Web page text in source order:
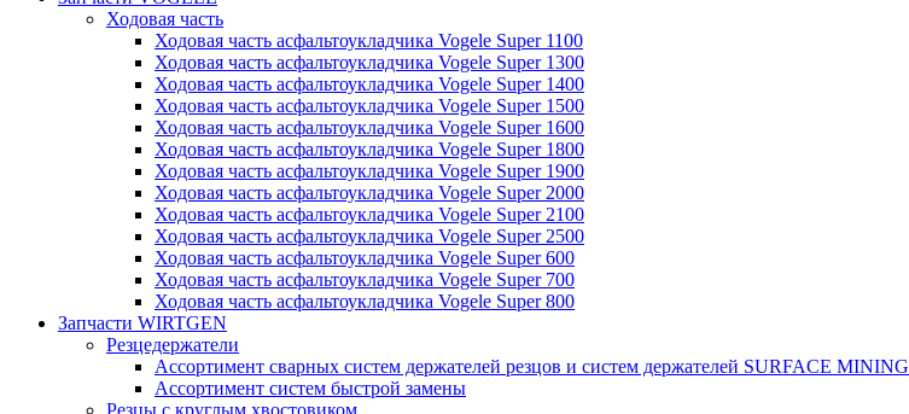
Ходовая часть
Ходовая часть асфальтоукладчика Vogele Super 1100
Ходовая часть асфальтоукладчика Vogele Super 1300
Ходовая часть асфальтоукладчика Vogele Super 1400
Ходовая часть асфальтоукладчика Vogele Super 1500
Ходовая часть асфальтоукладчика Vogele Super 1600
Ходовая часть асфальтоукладчика Vogele Super 1800
Ходовая часть асфальтоукладчика Vogele Super 1900
Ходовая часть асфальтоукладчика Vogele Super 2000
Ходовая часть асфальтоукладчика Vogele Super 2100
Ходовая часть асфальтоукладчика Vogele Super 2500
Ходовая часть асфальтоукладчика Vogele Super 600
Ходовая часть асфальтоукладчика Vogele Super 700
Ходовая часть асфальтоукладчика Vogele Super 800
Запчасти WIRTGEN
Резцедержатели
Ассортимент сварных систем держателей резцов и систем держателей SURFACE MINING
Ассортимент систем быстрой замены
Резцы с круглым хвостовиком